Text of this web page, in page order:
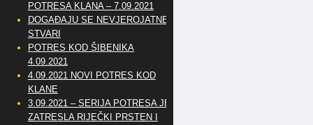
POTRESA KLANA – 7.09.2021
DOGAĐAJU SE NEVJEROJATNE
STVARI
POTRES KOD ŠIBENIKA
4.09.2021
4.09.2021 NOVI POTRES KOD
KLANE
3.09.2021 – SERIJA POTRESA JE
ZATRESLA RIJEČKI PRSTEN I